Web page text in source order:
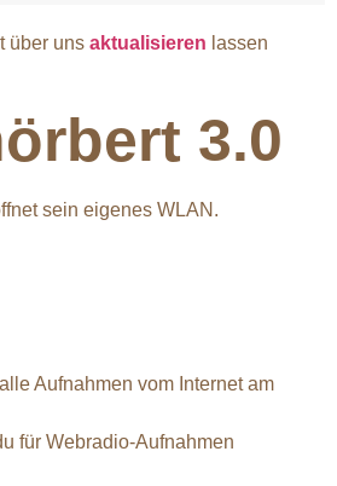
über uns aktualisieren lassen
3.0
sein eigenes WLAN.
Aufnahmen vom Internet am
für Webradio-Aufnahmen